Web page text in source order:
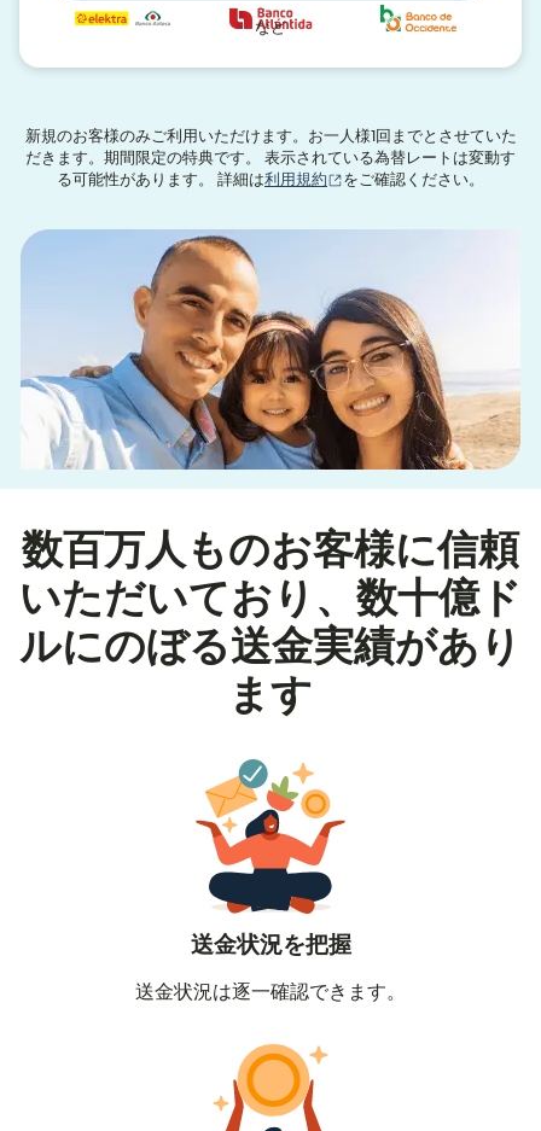
など
新規のお客様のみご利用いただけます。お一人様1回までとさせていた
だきます。期間限定の特典です。 表示されている為替レートは変動す
る可能性があります。 詳細は利用規約 （別ウィンドウで開きます
をご確認ください。
数百万人ものお客様に信頼
いただいており、数十億ド
ルにのぼる送金実績があり
ます
送金状況を把握
送金状況は逐一確認できます。